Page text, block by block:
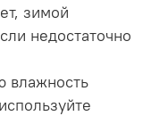
зимой
недостаточно
влажность